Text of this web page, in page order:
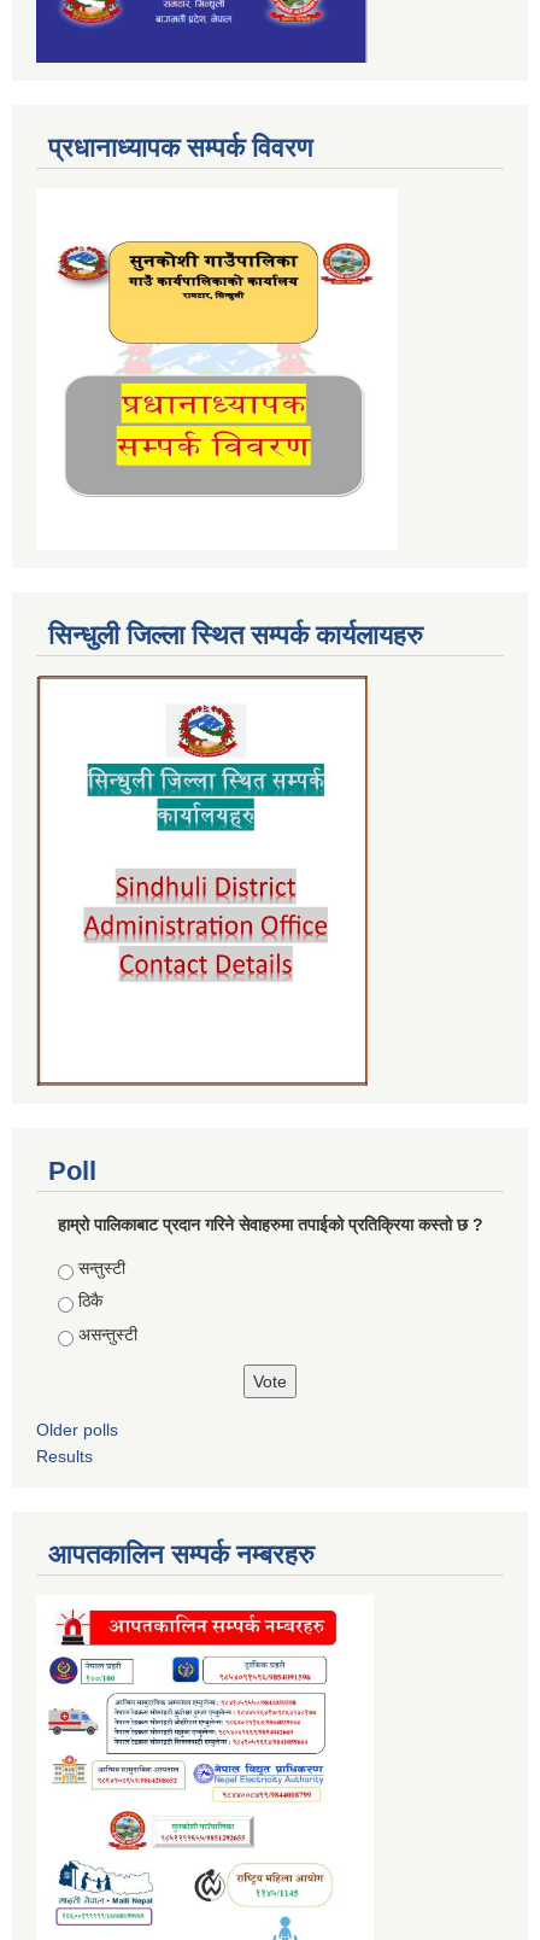
प्रधानाध्यापक सम्पर्क विवरण
सिन्धुली जिल्ला स्थित सम्पर्क कार्यलायहरु
Poll
हाम्रो पालिकाबाट प्रदान गरिने सेवाहरुमा तपाईको प्रतिक्रिया कस्तो छ ?
Choices
सन्तुस्टी
ठिकै
असन्तुस्टी
Older polls
Results
आपतकालिन सम्पर्क नम्बरहरु